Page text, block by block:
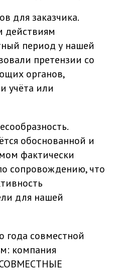
для заказчика.
действиям
период у нашей
претензии со
органов,
учёта или
обоснованной и
фактически
сопровождению, что
для нашей
года совместной
компания